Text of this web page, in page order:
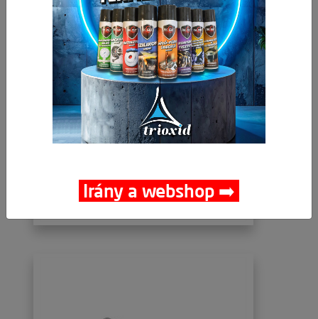
Levegős gyorscsatlakozóhoz ellendarab
K3/8" GAV
Csomagolási egység: 5 db
🛒 🚚 🟢
Nettó ár: 437,01 Ft
/ db
- + db
Kosárba
Részletek
Irány a webshop ➡️